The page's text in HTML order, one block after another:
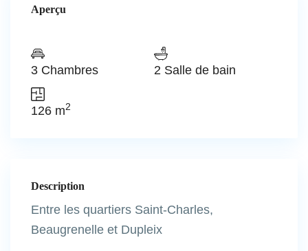
Aperçu
3 Chambres 2 Salle de bain
126 m2
Description
Entre les quartiers Saint-Charles,
Beaugrenelle et Dupleix